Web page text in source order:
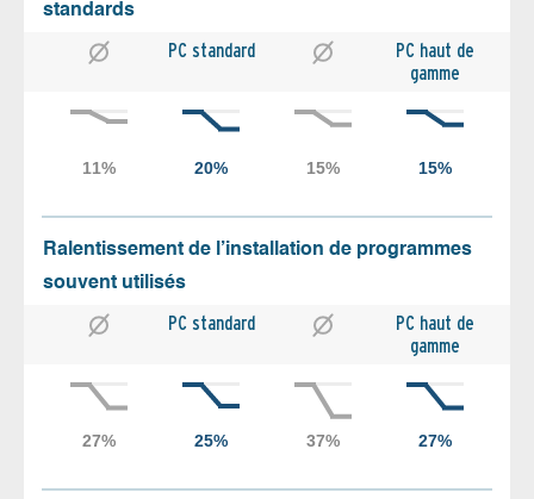
standards
PC standard
PC haut de
gamme
Ralentissement de l’installation de programmes
souvent utilisés
PC standard
PC haut de
gamme